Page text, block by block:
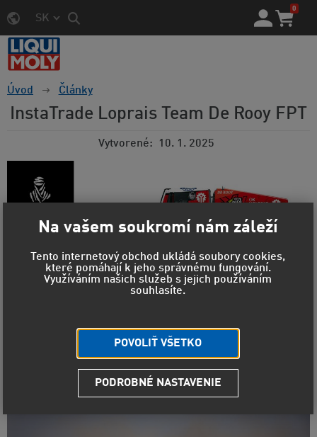
SK
0
Úvod Články
InstaTrade Loprais Team De Rooy FPT
Vytvorené 10. 1. 2025
Dakar 2025: Únava materiálu odsunula
Po sérii defektů, které ji přibrzdily o den dříve, prožila
posádka Aleše Lopraise další dramatickou etapu i dnes.
Do cíle dorazila s devadesátiminutovou ztrátou a v
průběžném pořadí kategorie kamionů klesla na třetí
Na vašem soukromí nám záleží
Tento internetový obchod ukládá soubory cookies,
které pomáhají k jeho správnému fungování.
Využíváním našich služeb s jejich používáním
souhlasíte.
POVOLIŤ VŠETKO
PODROBNÉ NASTAVENIE